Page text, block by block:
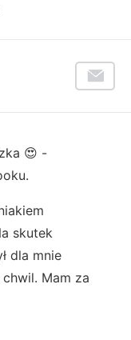
😍 -
skutek
dla mnie
chwil. Mam za